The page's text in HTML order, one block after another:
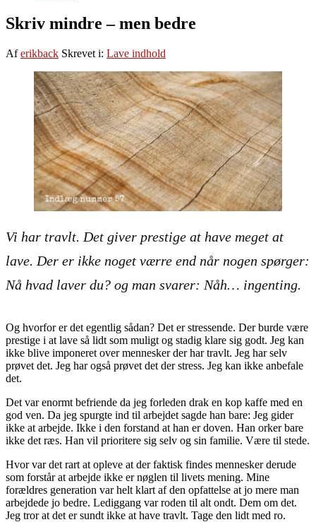
Skriv mindre – men bedre
Aferikback Skrevet i: Lave indhold
Vi har travlt. Det giver prestige at have meget at
lave. Der er ikke noget værre end når nogen spørger:
Nå hvad laver du? og man svarer: Nåh… ingenting.
Og hvorfor er det egentlig sådan? Det er stressende. Der burde være
prestige i at lave så lidt som muligt og stadig klare sig godt. Jeg kan
ikke blive imponeret over mennesker der har travlt. Jeg har selv
prøvet det. Jeg har også prøvet det der stress. Jeg kan ikke anbefale
det.
Det var enormt befriende da jeg forleden drak en kop kaffe med en
god ven. Da jeg spurgte ind til arbejdet sagde han bare: Jeg gider
ikke at arbejde. Ikke i den forstand at han er doven. Han orker bare
ikke det ræs. Han vil prioritere sig selv og sin familie. Være til stede.
Hvor var det rart at opleve at der faktisk findes mennesker derude
som forstår at arbejde ikke er nøglen til livets mening. Mine
forældres generation var helt klart af den opfattelse at jo mere man
arbejdede jo bedre. Lediggang var roden til alt ondt. Dem om det.
Jeg tror at det er sundt ikke at have travlt. Tage den lidt med ro.